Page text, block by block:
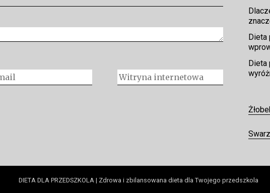
Dieta
Dieta
DIETA DLA PRZEDSZKOLA | Zdrowa i zbilansowana dieta dla Twojego przedszkola